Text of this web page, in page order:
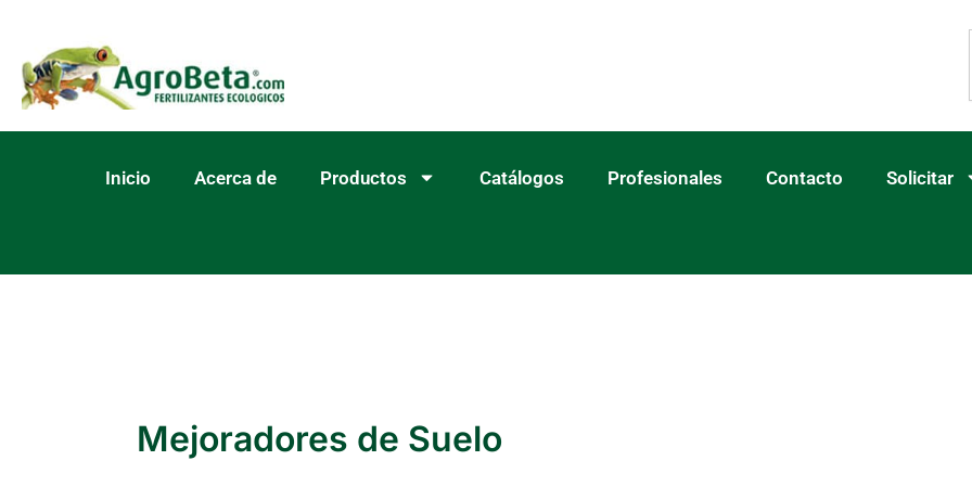
contenido
Inicio Acerca de Productos Catálogos Profesionales Contacto Solicitar
Mejoradores de Suelo